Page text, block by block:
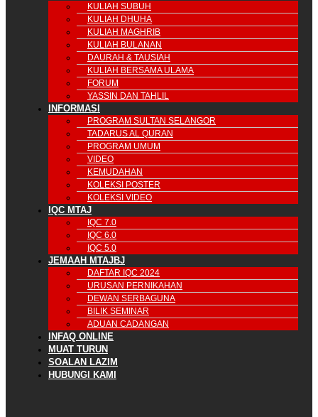
KULIAH SUBUH
KULIAH DHUHA
KULIAH MAGHRIB
KULIAH BULANAN
DAURAH & TAUSIAH
KULIAH BERSAMA ULAMA
FORUM
YASSIN DAN TAHLIL
INFORMASI
PROGRAM SULTAN SELANGOR
TADARUS AL QURAN
PROGRAM UMUM
VIDEO
KEMUDAHAN
KOLEKSI POSTER
KOLEKSI VIDEO
IQC MTAJ
IQC 7.0
IQC 6.0
IQC 5.0
JEMAAH MTAJBJ
DAFTAR IQC 2024
URUSAN PERNIKAHAN
DEWAN SERBAGUNA
BILIK SEMINAR
ADUAN CADANGAN
INFAQ ONLINE
MUAT TURUN
SOALAN LAZIM
HUBUNGI KAMI